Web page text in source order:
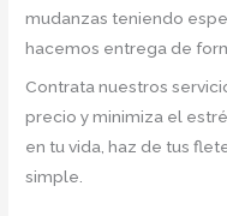
mudanzas teniendo
hacemos entrega de
Contrata nuestros
precio y minimiza el
en tu vida, haz de tus
simple.